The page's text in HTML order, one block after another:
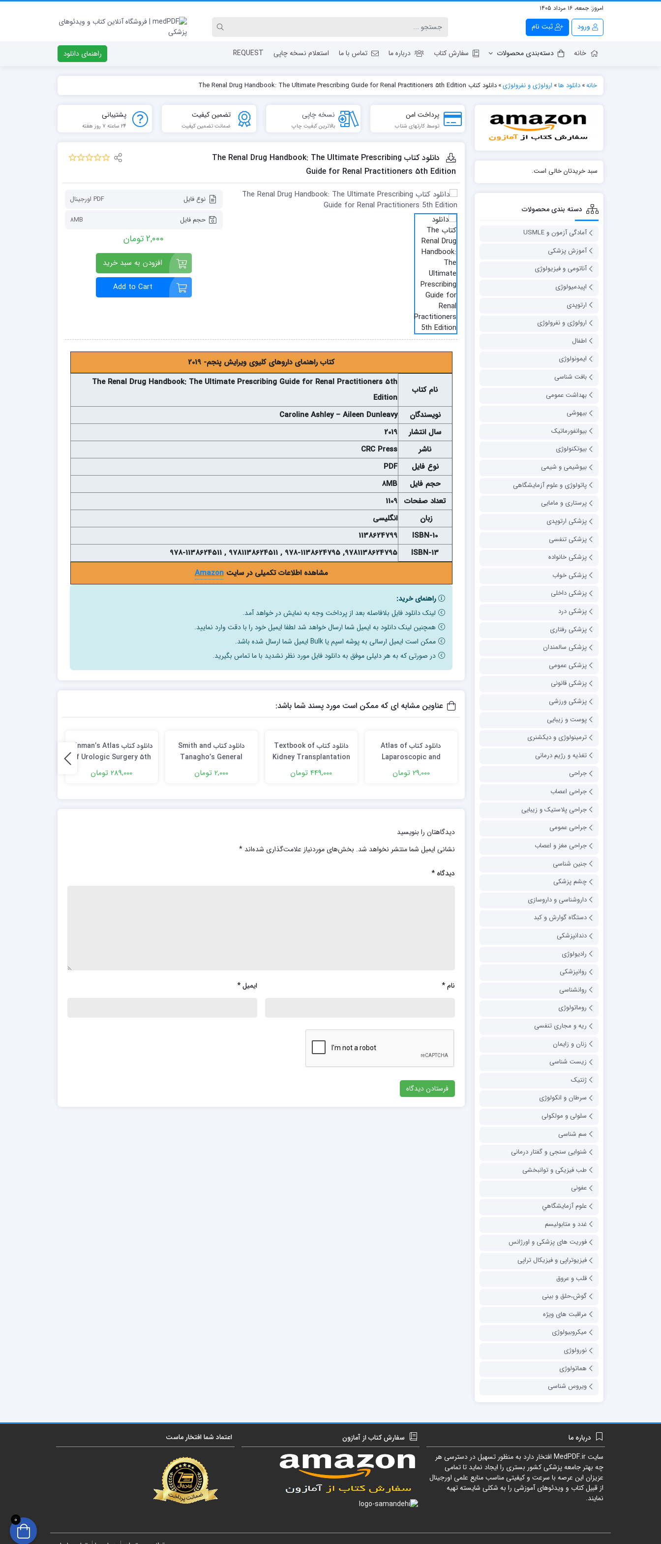
امروز: جمعه، ۱۶ مرداد ۱۴۰۵
ورود ثبت نام
خانه دسته‌بندی محصولات سفارش کتاب درباره ما تماس با ما استعلام نسخه چاپی REQUEST راهنمای دانلود
خانه»دانلود ها» ارولوژی و نفرولوژی»دانلود كتاب The Renal Drug Handbook: The Ultimate Prescribing Guide for Renal Practitioners 5th Edition
پرداخت امن
توسط کارتهای شتاب
نسخه چاپی
بالاترین کبفیت چاپ
تضمین کیفیت
ضمانت تضمین کیفیت
پشتیبانی
24 ساعته 7 روز هفته
دانلود كتاب The Renal Drug Handbook: The Ultimate Prescribing
Guide for Renal Practitioners 5th Edition
نوع فایل
PDF اورجينال
حجم فایل
8MB
2,000 تومان
افزودن به سبد خرید
Add to Cart
کتاب راهنمای داروهای کلیوی ویرایش پنجم- 2019
نام کتاب
The Renal Drug Handbook: The Ultimate Prescribing Guide for Renal Practitioners 5th
Edition
نويسندگان
Caroline Ashley – Aileen Dunleavy
سال انتشار
2019
ناشر
CRC Press
نوع فايل
PDF
حجم فايل
8MB
تعداد صفحات
1109
زبان
انگلیسی
ISBN-10
1138624799
ISBN-13
9781138624795, 978-1138624795 , 9781138624511 , 978-1138624511
مشاهده اطلاعات تکمیلی در سایتAmazon
راهنمای خرید:
لینک دانلود فایل بلافاصله بعد از پرداخت وجه به نمایش در خواهد آمد.
همچنین لینک دانلود به ایمیل شما ارسال خواهد شد لطفا ایمیل خود را با دقت وارد نمایید.
ممکن است ایمیل ارسالی به پوشه اسپم یا Bulk ایمیل شما ارسال شده باشد.
در صورتی که به هر دلیلی موفق به دانلود فایل مورد نظر نشدید با ما تماس بگیرید.
عناوین مشابه ای که ممکن است مورد پسند شما باشد:
دانلود كتاب Atlas of
Laparoscopic and
Robotic Urologic
Surgery 4th Edition
29,000 تومان
دانلود كتاب Textbook of
Kidney Transplantation
1st Edition
449,000 تومان
دانلود کتاب Smith and
Tanagho’s General
Urology 19th Edition
2,000 تومان
دانلود کتاب Hinman’s Atlas
of Urologic Surgery 5th
Edition + Video
289,000 تومان
دیدگاهتان را بنویسید
نشانی ایمیل شما منتشر نخواهد شد. بخش‌های موردنیاز علامت‌گذاری شده‌اند*
دیدگاه*
نام* ایمیل*
سبد خریدتان خالی است.
دسته بندی محصولات
آمادگی آزمون و USMLE
آموزش پزشکی
آناتومی و فیزیولوژی
اپیدمیولوژی
ارتوپدی
ارولوژی و نفرولوژی
اطفال
ایمونولوژی
بافت شناسی
بهداشت عمومی
بیهوشی
بیوانفورماتیک
بیوتکنولوژی
بیوشیمی و شیمی
پاتولوژی و علوم آزمایشگاهی
پرستاری و مامایی
پزشکی ارتوپدی
پزشکی تنفسی
پزشکی خانواده
پزشکی خواب
پزشکی داخلی
پزشکی درد
پزشکی رفتاری
پزشکی سالمندان
پزشکی عمومی
پزشکی قانونی
پزشکی ورزشی
پوست و زیبایی
ترمینولوژی و دیکشنری
تغذیه و رژیم درمانی
جراحی
جراحی اعصاب
جراحی پلاستیک و زیبایی
جراحی عمومی
جراحی مغز و اعصاب
جنین شناسی
چشم پزشکی
داروشناسی و داروسازی
دستگاه گوارش و کبد
دندانپزشکی
رادیولوژی
روانپزشکی
روانشناسی
روماتولوژی
ریه و مجاری تنفسی
زنان و زایمان
زیست شناسی
ژنتیک
سرطان و انکولوژی
سلولی و مولکولی
سم شناسی
شنوایی سنجی و گفتار درمانی
طب فیزیکی و توانبخشی
عفونی
علوم آزمايشگاهي
غدد و متابولیسم
فوریت های پزشکی و اورژانس
فیزیوتراپی و فیزیکال تراپی
قلب و عروق
گوش،حلق و بینی
مراقبت های ویژه
میکروبیولوژی
نورولوژی
هماتولوژی
ویروس شناسی
درباره ما
سایتMedPDF.ir افتخار دارد به منظور تسهیل در دسترسی هر
چه بهتر جامعه پزشکی کشور بستری را ایجاد نماید تا تمامی
عزیزان این عرصه با سرعت و کیفیتی مناسب منایع علمی اورجینال
از قبیل کتاب و ویدئوهای آموزشی را به شکلی شایسته تهیه
نمایند.
سفارش کتاب از آمازون اعتماد شما افتخار ماست
0